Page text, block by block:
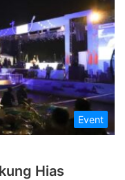
Event
Hias